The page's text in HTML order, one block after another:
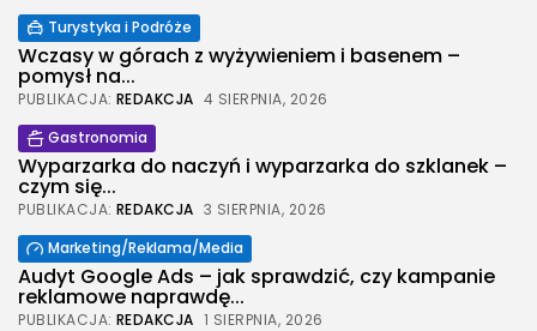
2026 Legolas Wszelkie prawa zastrzeżone.
Treści umieszczone na stronie chronione są
prawem autorskim.
Turystyka i Podróże
Wczasy w górach z wyżywieniem i basenem –
pomysł na...
PUBLIKACJA: REDAKCJA 4 SIERPNIA, 2026
Gastronomia
Wyparzarka do naczyń i wyparzarka do szklanek –
czym się...
PUBLIKACJA: REDAKCJA 3 SIERPNIA, 2026
Marketing/Reklama/Media
Audyt Google Ads – jak sprawdzić, czy kampanie
reklamowe naprawdę...
PUBLIKACJA: REDAKCJA 1 SIERPNIA, 2026